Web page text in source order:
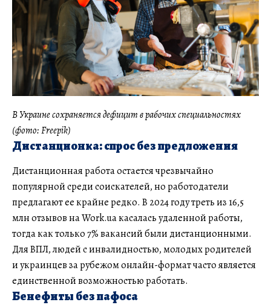
В Украине сохраняется дефицит в рабочих специальностях
(фото: Freepik)
Дистанционка: спрос без предложения
Дистанционная работа остается чрезвычайно
популярной среди соискателей, но работодатели
предлагают ее крайне редко. В 2024 году треть из 16,5
млн отзывов на Work.ua касалась удаленной работы,
тогда как только 7% вакансий были дистанционными.
Для ВПЛ, людей с инвалидностью, молодых родителей
и украинцев за рубежом онлайн-формат часто является
единственной возможностью работать.
Бенефиты без пафоса